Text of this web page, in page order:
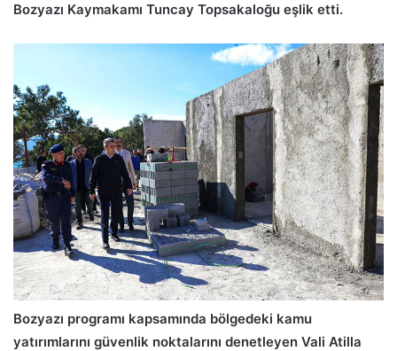
Bozyazı Kaymakamı Tuncay Topsakaloğu eşlik etti.
Bozyazı programı kapsamında bölgedeki kamu
yatırımlarını güvenlik noktalarını denetleyen Vali Atilla